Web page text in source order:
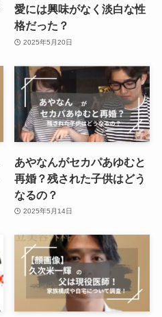
愛には興味がなく淡白な性
格だった？
2025年5月20日
あやなんがセカパあゆむと
再婚？残された子供はどう
なるの？
2025年5月14日